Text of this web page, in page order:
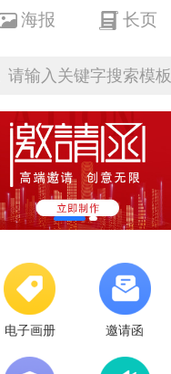
海报 长页
请输入关键字搜索模板
电子画册 邀请函